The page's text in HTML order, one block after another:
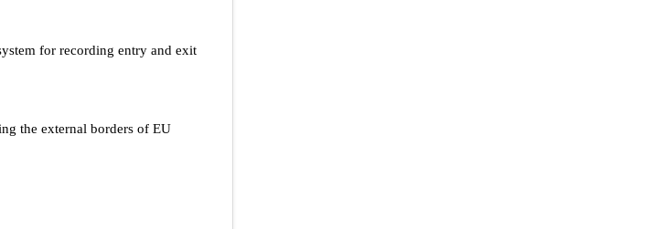
for recording entry and exit.
the external borders of EU